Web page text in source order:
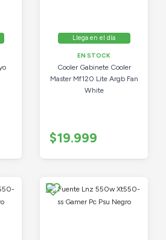
Llega en el día
EN STOCK
Cooler Gabinete Cooler
Master Mf120 Lite Argb Fan
White
$19.999